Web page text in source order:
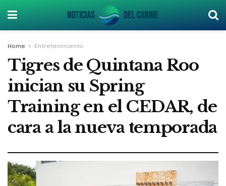
Home Entretenimiento
Tigres de Quintana Roo
inician su Spring
Training en el CEDAR, de
cara a la nueva temporada